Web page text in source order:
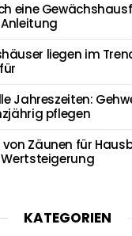
eine
liegen im
Jahreszeiten:
pflegen
Zäunen für
KATEGORIEN